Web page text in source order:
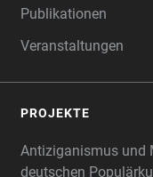
Publikationen
Veranstaltungen
PROJEKTE
Antiziganismus und
deutschen